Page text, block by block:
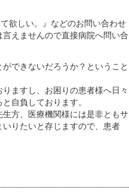
欲しい。』などのお問い合わせ
えませんので直接病院へ問い合
できないだろうか？ということ
ますし、お困りの患者様へ日々
自負しております。
方、医療機関様には是非ともサ
りたいと存じますので、患者